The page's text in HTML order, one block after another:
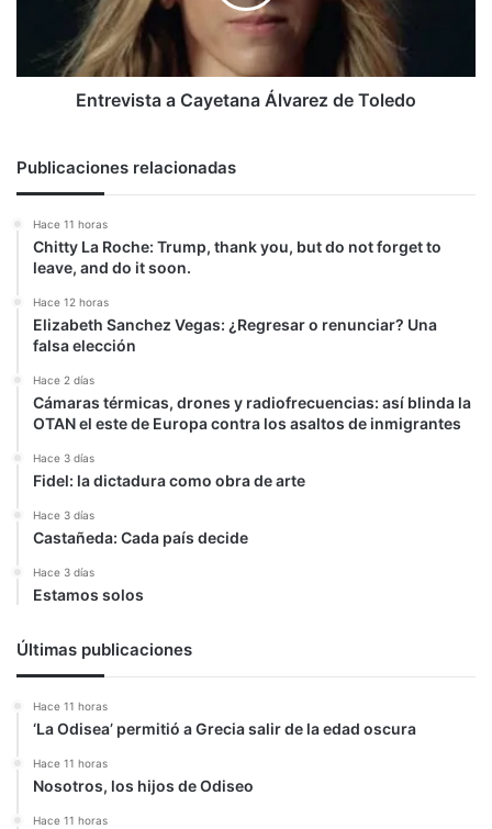
Entrevista a Cayetana Álvarez de Toledo
Publicaciones relacionadas
Hace 11 horas
Chitty La Roche: Trump, thank you, but do not forget to
leave, and do it soon.
Hace 12 horas
Elizabeth Sanchez Vegas: ¿Regresar o renunciar? Una
falsa elección
Hace 2 días
Cámaras térmicas, drones y radiofrecuencias: así blinda la
OTAN el este de Europa contra los asaltos de inmigrantes
Hace 3 días
Fidel: la dictadura como obra de arte
Hace 3 días
Castañeda: Cada país decide
Hace 3 días
Estamos solos
Últimas publicaciones
Hace 11 horas
‘La Odisea’ permitió a Grecia salir de la edad oscura
Hace 11 horas
Nosotros, los hijos de Odiseo
Hace 11 horas